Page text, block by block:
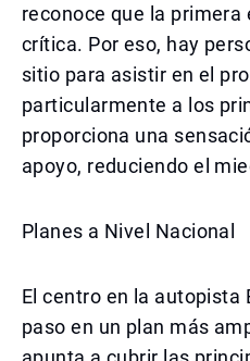
reconoce que la
crítica. Por eso, hay
sitio para asistir en el
particularmente a los
proporciona una
apoyo, reduciendo el
Planes a Nivel Nacional
El centro en la autopista
paso en un plan más